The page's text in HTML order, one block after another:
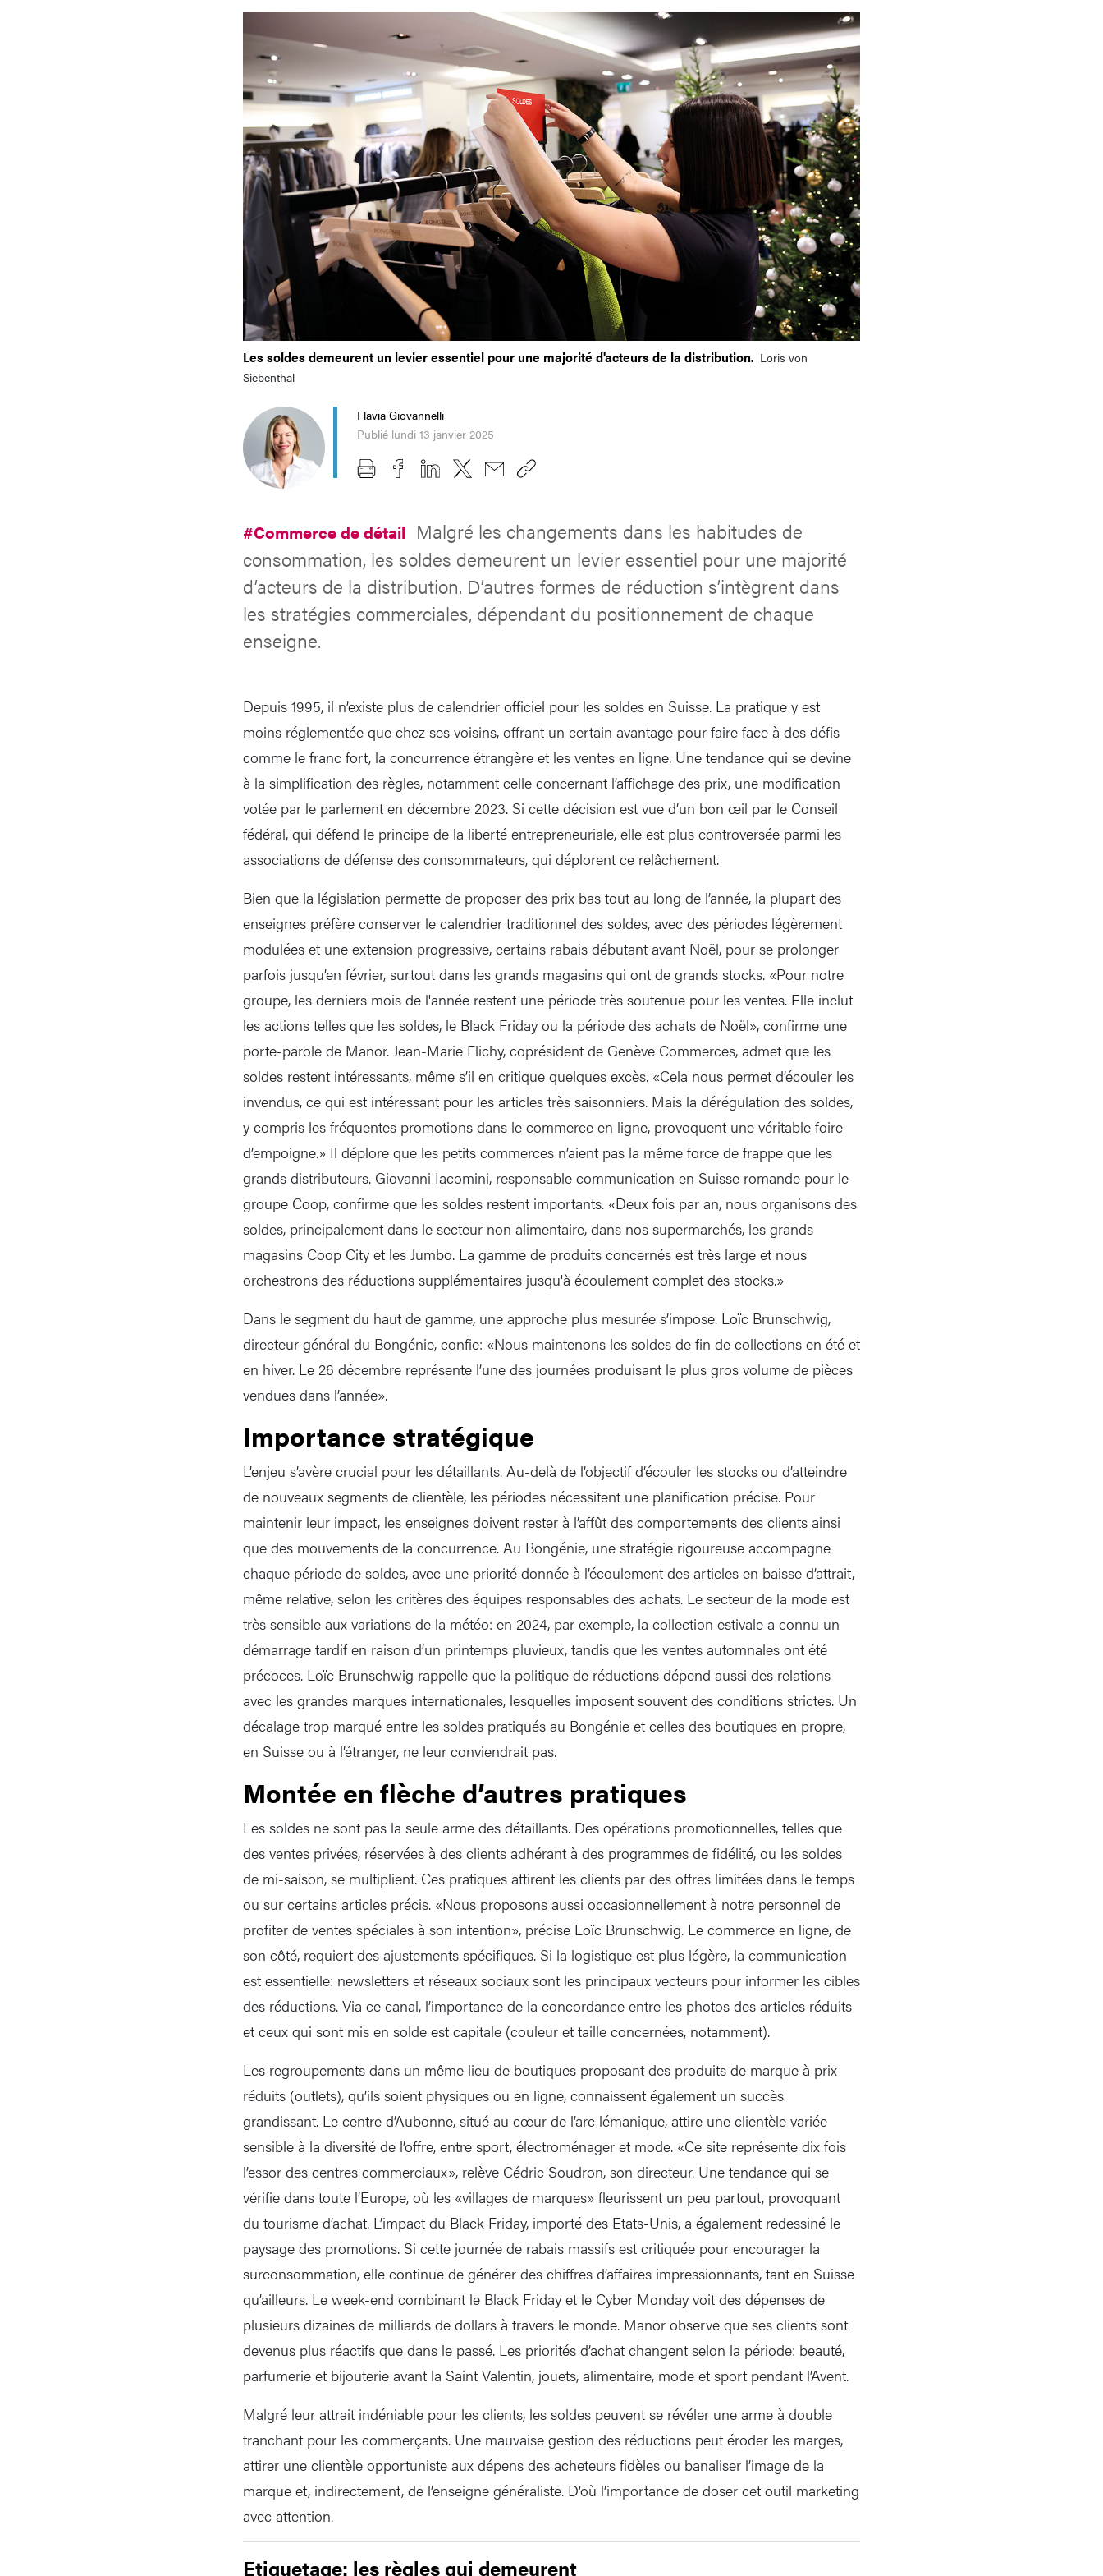
Les soldes demeurent un levier essentiel pour une majorité d'acteurs de la distribution. Loris von
Siebenthal
Flavia Giovannelli
Publié lundi 13 janvier 2025
#Commerce de détail Malgré les changements dans les habitudes de
consommation, les soldes demeurent un levier essentiel pour une majorité
d’acteurs de la distribution. D’autres formes de réduction s’intègrent dans
les stratégies commerciales, dépendant du positionnement de chaque
enseigne.
Depuis 1995, il n’existe plus de calendrier officiel pour les soldes en Suisse. La pratique y est
moins réglementée que chez ses voisins, offrant un certain avantage pour faire face à des défis
comme le franc fort, la concurrence étrangère et les ventes en ligne. Une tendance qui se devine
à la simplification des règles, notamment celle concernant l’affichage des prix, une modification
votée par le parlement en décembre 2023. Si cette décision est vue d’un bon œil par le Conseil
fédéral, qui défend le principe de la liberté entrepreneuriale, elle est plus controversée parmi les
associations de défense des consommateurs, qui déplorent ce relâchement.
Bien que la législation permette de proposer des prix bas tout au long de l’année, la plupart des
enseignes préfère conserver le calendrier traditionnel des soldes, avec des périodes légèrement
modulées et une extension progressive, certains rabais débutant avant Noël, pour se prolonger
parfois jusqu’en février, surtout dans les grands magasins qui ont de grands stocks. «Pour notre
groupe, les derniers mois de l'année restent une période très soutenue pour les ventes. Elle inclut
les actions telles que les soldes, le Black Friday ou la période des achats de Noël», confirme une
porte-parole de Manor. Jean-Marie Flichy, coprésident de Genève Commerces, admet que les
soldes restent intéressants, même s’il en critique quelques excès. «Cela nous permet d’écouler les
invendus, ce qui est intéressant pour les articles très saisonniers. Mais la dérégulation des soldes,
y compris les fréquentes promotions dans le commerce en ligne, provoquent une véritable foire
d’empoigne.» Il déplore que les petits commerces n’aient pas la même force de frappe que les
grands distributeurs. Giovanni Iacomini, responsable communication en Suisse romande pour le
groupe Coop, confirme que les soldes restent importants. «Deux fois par an, nous organisons des
soldes, principalement dans le secteur non alimentaire, dans nos supermarchés, les grands
magasins Coop City et les Jumbo. La gamme de produits concernés est très large et nous
orchestrons des réductions supplémentaires jusqu'à écoulement complet des stocks.»
Dans le segment du haut de gamme, une approche plus mesurée s’impose. Loïc Brunschwig,
directeur général du Bongénie, confie: «Nous maintenons les soldes de fin de collections en été et
en hiver. Le 26 décembre représente l’une des journées produisant le plus gros volume de pièces
vendues dans l’année».
Importance stratégique
L’enjeu s’avère crucial pour les détaillants. Au-delà de l’objectif d’écouler les stocks ou d’atteindre
de nouveaux segments de clientèle, les périodes nécessitent une planification précise. Pour
maintenir leur impact, les enseignes doivent rester à l’affût des comportements des clients ainsi
que des mouvements de la concurrence. Au Bongénie, une stratégie rigoureuse accompagne
chaque période de soldes, avec une priorité donnée à l’écoulement des articles en baisse d’attrait,
même relative, selon les critères des équipes responsables des achats. Le secteur de la mode est
très sensible aux variations de la météo: en 2024, par exemple, la collection estivale a connu un
démarrage tardif en raison d’un printemps pluvieux, tandis que les ventes automnales ont été
précoces. Loïc Brunschwig rappelle que la politique de réductions dépend aussi des relations
avec les grandes marques internationales, lesquelles imposent souvent des conditions strictes. Un
décalage trop marqué entre les soldes pratiqués au Bongénie et celles des boutiques en propre,
en Suisse ou à l’étranger, ne leur conviendrait pas.
Montée en flèche d’autres pratiques
Les soldes ne sont pas la seule arme des détaillants. Des opérations promotionnelles, telles que
des ventes privées, réservées à des clients adhérant à des programmes de fidélité, ou les soldes
de mi-saison, se multiplient. Ces pratiques attirent les clients par des offres limitées dans le temps
ou sur certains articles précis. «Nous proposons aussi occasionnellement à notre personnel de
profiter de ventes spéciales à son intention», précise Loïc Brunschwig. Le commerce en ligne, de
son côté, requiert des ajustements spécifiques. Si la logistique est plus légère, la communication
est essentielle: newsletters et réseaux sociaux sont les principaux vecteurs pour informer les cibles
des réductions. Via ce canal, l’importance de la concordance entre les photos des articles réduits
et ceux qui sont mis en solde est capitale (couleur et taille concernées, notamment).
Les regroupements dans un même lieu de boutiques proposant des produits de marque à prix
réduits (outlets), qu’ils soient physiques ou en ligne, connaissent également un succès
grandissant. Le centre d’Aubonne, situé au cœur de l’arc lémanique, attire une clientèle variée
sensible à la diversité de l’offre, entre sport, électroménager et mode. «Ce site représente dix fois
l’essor des centres commerciaux», relève Cédric Soudron, son directeur. Une tendance qui se
vérifie dans toute l’Europe, où les «villages de marques» fleurissent un peu partout, provoquant
du tourisme d’achat. L’impact du Black Friday, importé des Etats-Unis, a également redessiné le
paysage des promotions. Si cette journée de rabais massifs est critiquée pour encourager la
surconsommation, elle continue de générer des chiffres d’affaires impressionnants, tant en Suisse
qu’ailleurs. Le week-end combinant le Black Friday et le Cyber Monday voit des dépenses de
plusieurs dizaines de milliards de dollars à travers le monde. Manor observe que ses clients sont
devenus plus réactifs que dans le passé. Les priorités d’achat changent selon la période: beauté,
parfumerie et bijouterie avant la Saint Valentin, jouets, alimentaire, mode et sport pendant l’Avent.
Malgré leur attrait indéniable pour les clients, les soldes peuvent se révéler une arme à double
tranchant pour les commerçants. Une mauvaise gestion des réductions peut éroder les marges,
attirer une clientèle opportuniste aux dépens des acheteurs fidèles ou banaliser l’image de la
marque et, indirectement, de l’enseigne généraliste. D’où l’importance de doser cet outil marketing
avec attention.
Etiquetage: les règles qui demeurent